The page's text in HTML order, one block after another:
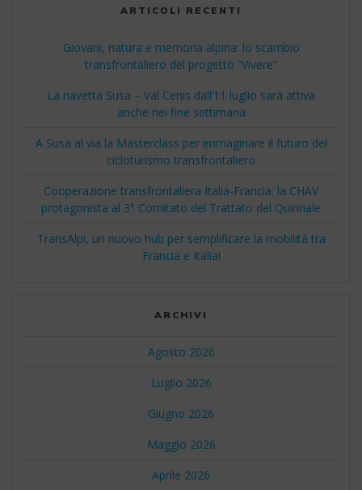
ARTICOLI RECENTI
Giovani, natura e memoria alpina: lo scambio
transfrontaliero del progetto “Vivere”
La navetta Susa – Val Cenis dall’11 luglio sarà attiva
anche nei fine settimana
A Susa al via la Masterclass per immaginare il futuro del
cicloturismo transfrontaliero
Cooperazione transfrontaliera Italia-Francia: la CHAV
protagonista al 3° Comitato del Trattato del Quirinale
TransAlpi, un nuovo hub per semplificare la mobilità tra
Francia e Italia!
ARCHIVI
Agosto 2026
Luglio 2026
Giugno 2026
Maggio 2026
Aprile 2026